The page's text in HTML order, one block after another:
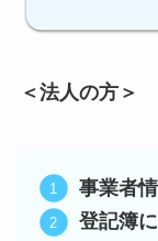
＜法人の方＞
事業者
登記簿